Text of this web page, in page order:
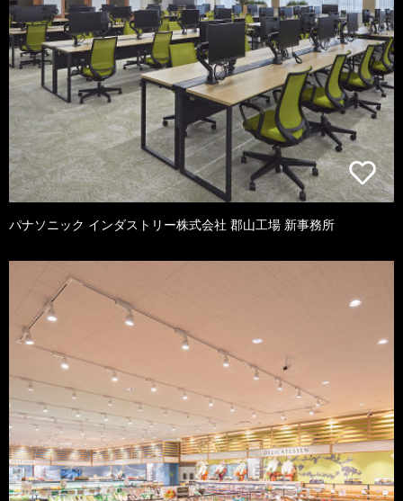
パナソニック インダストリー株式会社 郡山工場 新事務所